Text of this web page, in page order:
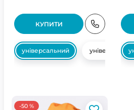
КУПИТИ
універсальний
-50 %